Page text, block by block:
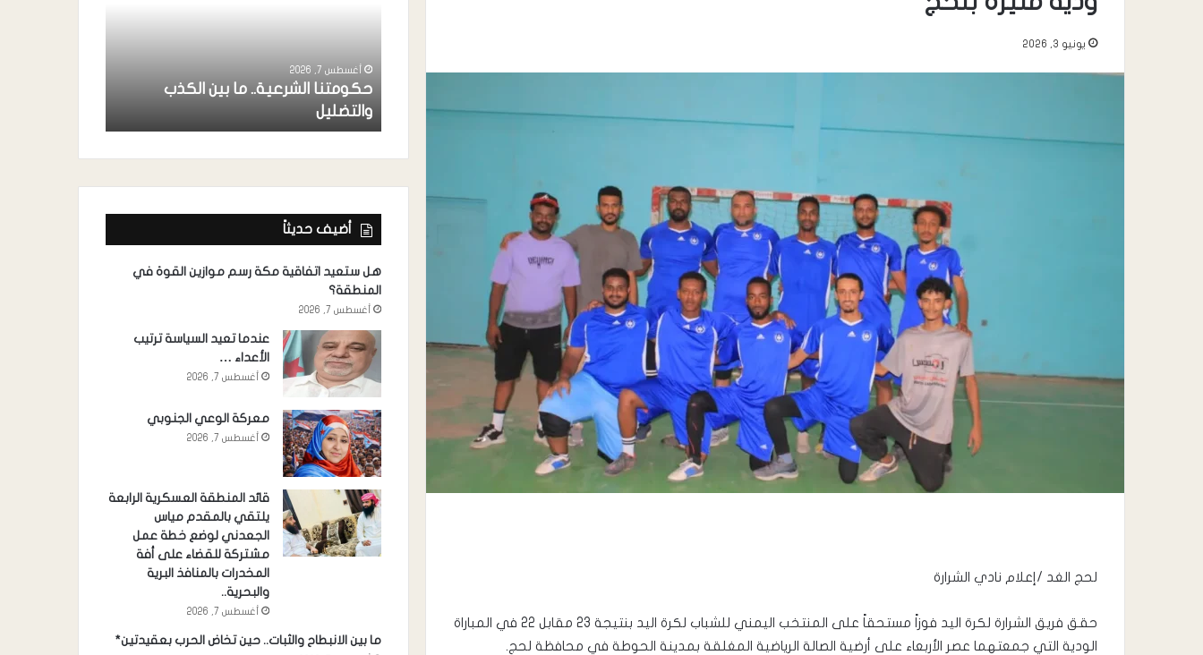
يونيو 3, 2026
لحج الغد /إعلام نادي الشرارة
حقق فريق الشرارة لكرة اليد فوزاً مستحقاً على المنتخب اليمني للشباب لكرة اليد بنتيجة 23 مقابل 22 في المباراة
الودية التي جمعتهما عصر الأربعاء على أرضية الصالة الرياضية المغلقة بمدينة الحوطة في محافظة لحج.
الدرجة الثالثة
أغسطس 7, 2026
حكومتنا الشرعية.. ما بين الكذب
والتضليل
أضيف حديثاً
هل ستعيد اتفاقية مكة رسم موازين القوة في
المنطقة؟
أغسطس 7, 2026
عندما تعيد السياسة ترتيب
الأعداء …
أغسطس 7, 2026
معركة الوعي الجنوبي
أغسطس 7, 2026
قائد المنطقة العسكرية الرابعة
يلتقي بالمقدم مياس
الجعدني لوضع خطة عمل
مشتركة للقضاء على أفة
المخدرات بالمنافذ البرية
والبحرية..
أغسطس 7, 2026
ما بين الانبطاح والثبات.. حين تخاض الحرب بعقيدتين*